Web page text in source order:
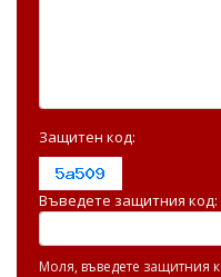
Защитен код:
Въведете защитния код:
Моля, въведете защитния